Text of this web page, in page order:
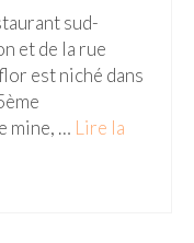
sud-
et de la rue
est niché dans
mine, … Lire la